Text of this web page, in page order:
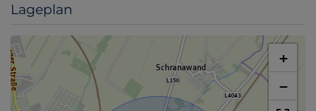
Lageplan
+
−